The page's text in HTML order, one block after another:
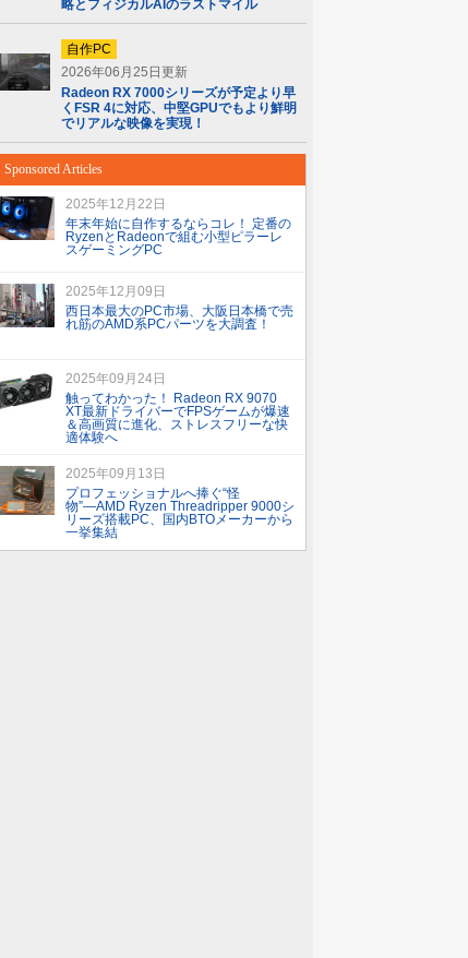
略とフィジカルAIのラストマイル
自作PC
2026年06月25日更新
Radeon RX 7000シリーズが予定より早
くFSR 4に対応、中堅GPUでもより鮮明
でリアルな映像を実現！
Sponsored Articles
2025年12月22日
年末年始に自作するならコレ！ 定番の
RyzenとRadeonで組む小型ピラーレ
スゲーミングPC
2025年12月09日
西日本最大のPC市場、大阪日本橋で売
れ筋のAMD系PCパーツを大調査！
2025年09月24日
触ってわかった！ Radeon RX 9070
XT最新ドライバーでFPSゲームが爆速
＆高画質に進化、ストレスフリーな快
適体験へ
2025年09月13日
プロフェッショナルへ捧ぐ“怪
物”―AMD Ryzen Threadripper 9000シ
リーズ搭載PC、国内BTOメーカーから
一挙集結